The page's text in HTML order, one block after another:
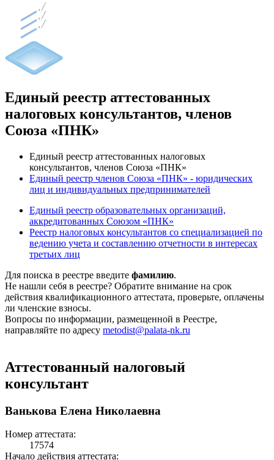
Единый реестр аттестованных
налоговых консультантов, членов
Союза «ПНК»
Единый реестр аттестованных налоговых
консультантов, членов Союза «ПНК»
Единый реестр членов Союза «ПНК» - юридических
лиц и индивидуальных предпринимателей
Единый реестр образовательных организаций,
аккредитованных Союзом «ПНК»
Реестр налоговых консультантов со специализацией по
ведению учета и составлению отчетности в интересах
третьих лиц
Для поиска в реестре введите фамилию.
Не нашли себя в реестре? Обратите внимание на срок
действия квалификационного аттестата, проверьте, оплачены
ли членские взносы.
Вопросы по информации, размещенной в Реестре,
направляйте по адресу metodist@palata-nk.ru
Аттестованный налоговый
консультант
Ванькова Елена Николаевна
Номер аттестата:
17574
Начало действия аттестата: